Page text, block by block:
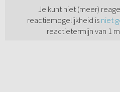
Je kunt niet (meer)
reactiemogelijkheid is niet
reactietermijn van 1